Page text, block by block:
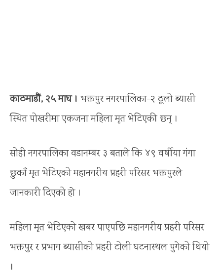
काठमाडौं, २५ माघ । भक्तपुर नगरपालिका-२ ठूलो ब्यासी
स्थित पोखरीमा एकजना महिला मृत भेटिएकी छन् ।
सोही नगरपालिका वडानम्बर ३ बताले कि ४९ वर्षीया गंगा
छुकाँ मृत भेटिएको महानगरीय प्रहरी परिसर भक्तपुरले
जानकारी दिएको हाे ।
महिला मृत भेटिएको खबर पाएपछि महानगरीय प्रहरी परिसर
भक्तपुर र प्रभाग ब्यासीको प्रहरी टोली घटनास्थल पुगेको थियो
।